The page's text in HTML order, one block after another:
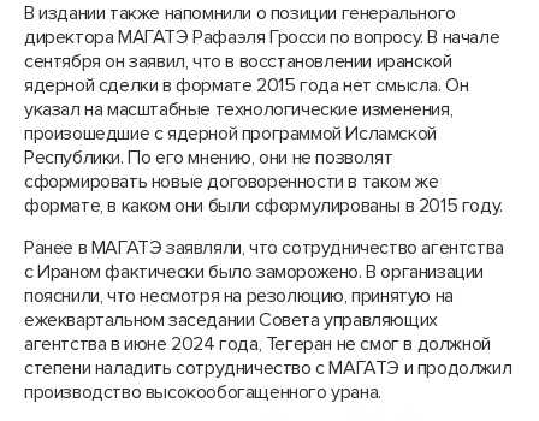
В издании также напомнили о позиции генерального
директора МАГАТЭ Рафаэля Гросси по вопросу. В начале
сентября он заявил, что в восстановлении иранской
ядерной сделки в формате 2015 года нет смысла. Он
указал на масштабные технологические изменения,
произошедшие с ядерной программой Исламской
Республики. По его мнению, они не позволят
сформировать новые договоренности в таком же
формате, в каком они были сформулированы в 2015 году.
Ранее в МАГАТЭ заявляли, что сотрудничество агентства
с Ираном фактически было заморожено. В организации
пояснили, что несмотря на резолюцию, принятую на
ежеквартальном заседании Совета управляющих
агентства в июне 2024 года, Тегеран не смог в должной
степени наладить сотрудничество с МАГАТЭ и продолжил
производство высокообогащенного урана.